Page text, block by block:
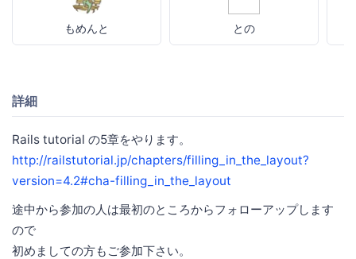
もめんと との
詳細
Rails tutorial の5章をやります。
http://railstutorial.jp/chapters/filling_in_the_layout?
version=4.2#cha-filling_in_the_layout
途中から参加の人は最初のところからフォローアップします
ので
初めましての方もご参加下さい。